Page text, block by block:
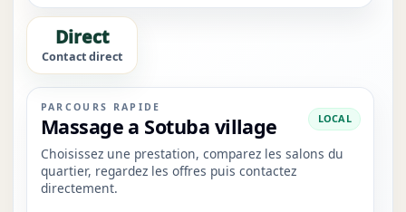
Direct
Contact direct
PARCOURS RAPIDE
Massage a Sotuba village LOCAL
Choisissez une prestation, comparez les salons du
quartier, regardez les offres puis contactez
directement.